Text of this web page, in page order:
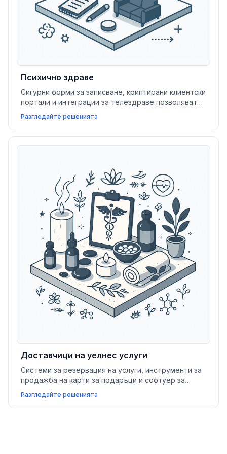
Психично здраве
Сигурни форми за записване, криптирани клиентски
портали и интеграции за телездраве позволяват
на доставчиците на психично здраве да предлагат
конфиденциална грижа и гъвкави дистанционни
сесии.
Разгледайте решенията
Доставчици на уелнес услуги
Системи за резервация на услуги, инструменти за
продажба на карти за подаръци и софтуер за
управление на членство подпомагат спа и уелнес
центровете в увеличаване на лоялността и
увеличаване на доходите от услуги.
Разгледайте решенията